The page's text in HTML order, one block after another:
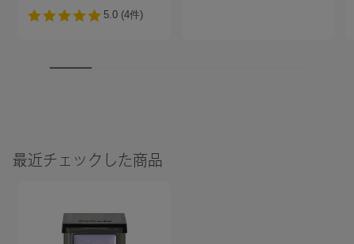
最近チェックした商品